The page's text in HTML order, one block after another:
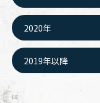
2020年
2019年以降